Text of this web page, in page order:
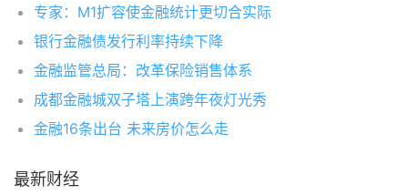
专家：M1扩容使金融统计更切合实际
银行金融债发行利率持续下降
金融监管总局：改革保险销售体系
成都金融城双子塔上演跨年夜灯光秀
金融16条出台 未来房价怎么走
最新财经